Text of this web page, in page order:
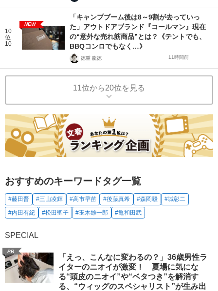
10
位
10
NEW
「キャンプブーム後は8～9割が去っていっ
た」アウトドアブランド『コールマン』現在
の“意外な売れ筋商品”とは？《テントでも、
BBQコンロでもなく…》
徳重 龍徳 11時間前
11位から20位を見る
おすすめのキーワードタグ一覧
#藤田晋 #三山凌輝 #高市早苗 #後藤真希 #森岡毅
#城彰二
#内田有紀
#松田聖子 #玉木雄一郎 #亀和田武
SPECIAL
PR
「えっ、こんなに変わるの？」36歳男性ラ
イターのニオイが激変！ 夏場に気にな
る“頭皮のニオイ”や“ベタつき”を解消す
る、“ウィッグのスペシャリスト”が生み出